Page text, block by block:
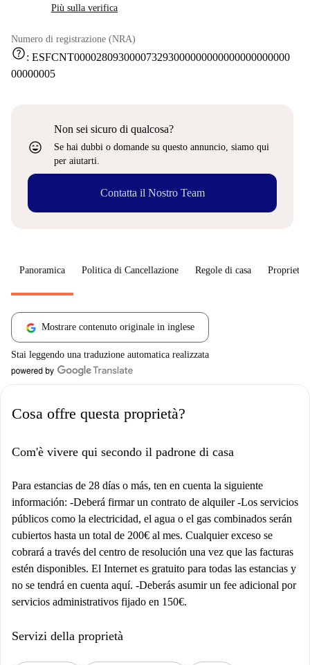
Più sulla verifica
Numero di registrazione (NRA)
help: ESFCNT000028093000073293000000000000000000000
00000005
sentiment_very_satisfied
Non sei sicuro di qualcosa?
Se hai dubbi o domande su questo annuncio, siamo qui
per aiutarti.
Contatta il Nostro Team
Panoramica Politica di Cancellazione Regole di casa
Mostrare contenuto originale in inglese
Stai leggendo una traduzione automatica realizzata
Cosa offre questa proprietà?
Com'è vivere qui secondo il padrone di casa
Para estancias de 28 días o más, ten en cuenta la siguiente
información: -Deberá firmar un contrato de alquiler -Los servicios
públicos como la electricidad, el agua o el gas combinados serán
cubiertos hasta un total de 200€ al mes. Cualquier exceso se
cobrará a través del centro de resolución una vez que las facturas
estén disponibles. El Internet es gratuito para todas las estancias y
no se tendrá en cuenta aquí. -Deberás asumir un fee adicional por
servicios administrativos fijado en 150€.
Servizi della proprietà